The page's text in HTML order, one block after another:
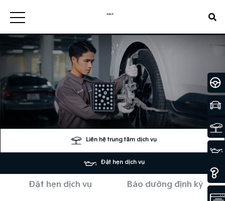
Liên hệ trung tâm dịch vụ
Đặt hẹn dịch vụ
Đặt hẹn dịch vụ Bảo dưỡng định kỳ